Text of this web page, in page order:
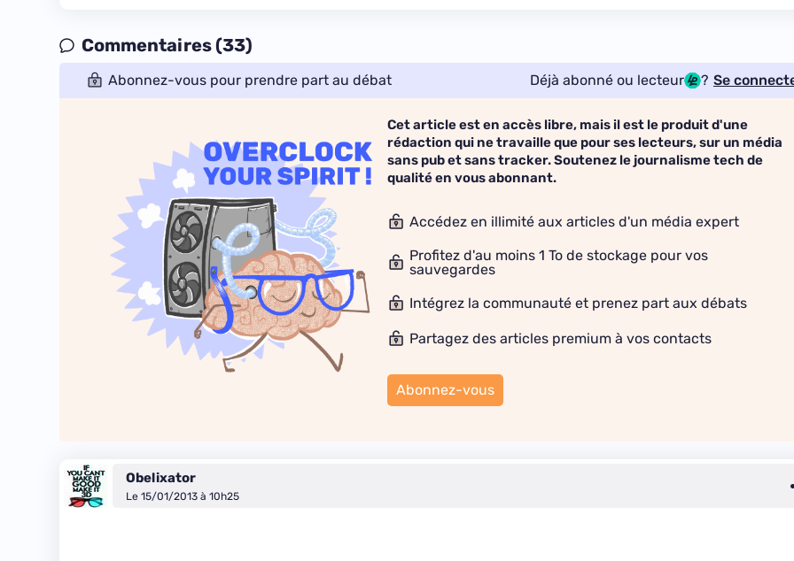
Commentaires (33)
Abonnez-vous pour prendre part au débat Déjà abonné ou lecteur ? Se
Cet article est en accès libre, mais il est le produit d'une
rédaction qui ne travaille que pour ses lecteurs, sur un média
sans pub et sans tracker. Soutenez le journalisme tech de
qualité en vous abonnant.
Accédez en illimité aux articles d'un média expert
Profitez d'au moins 1 To de stockage pour vos
sauvegardes
Intégrez la communauté et prenez part aux débats
Partagez des articles premium à vos contacts
Abonnez-vous
Obelixator
Le 15/01/2013 à 10h25